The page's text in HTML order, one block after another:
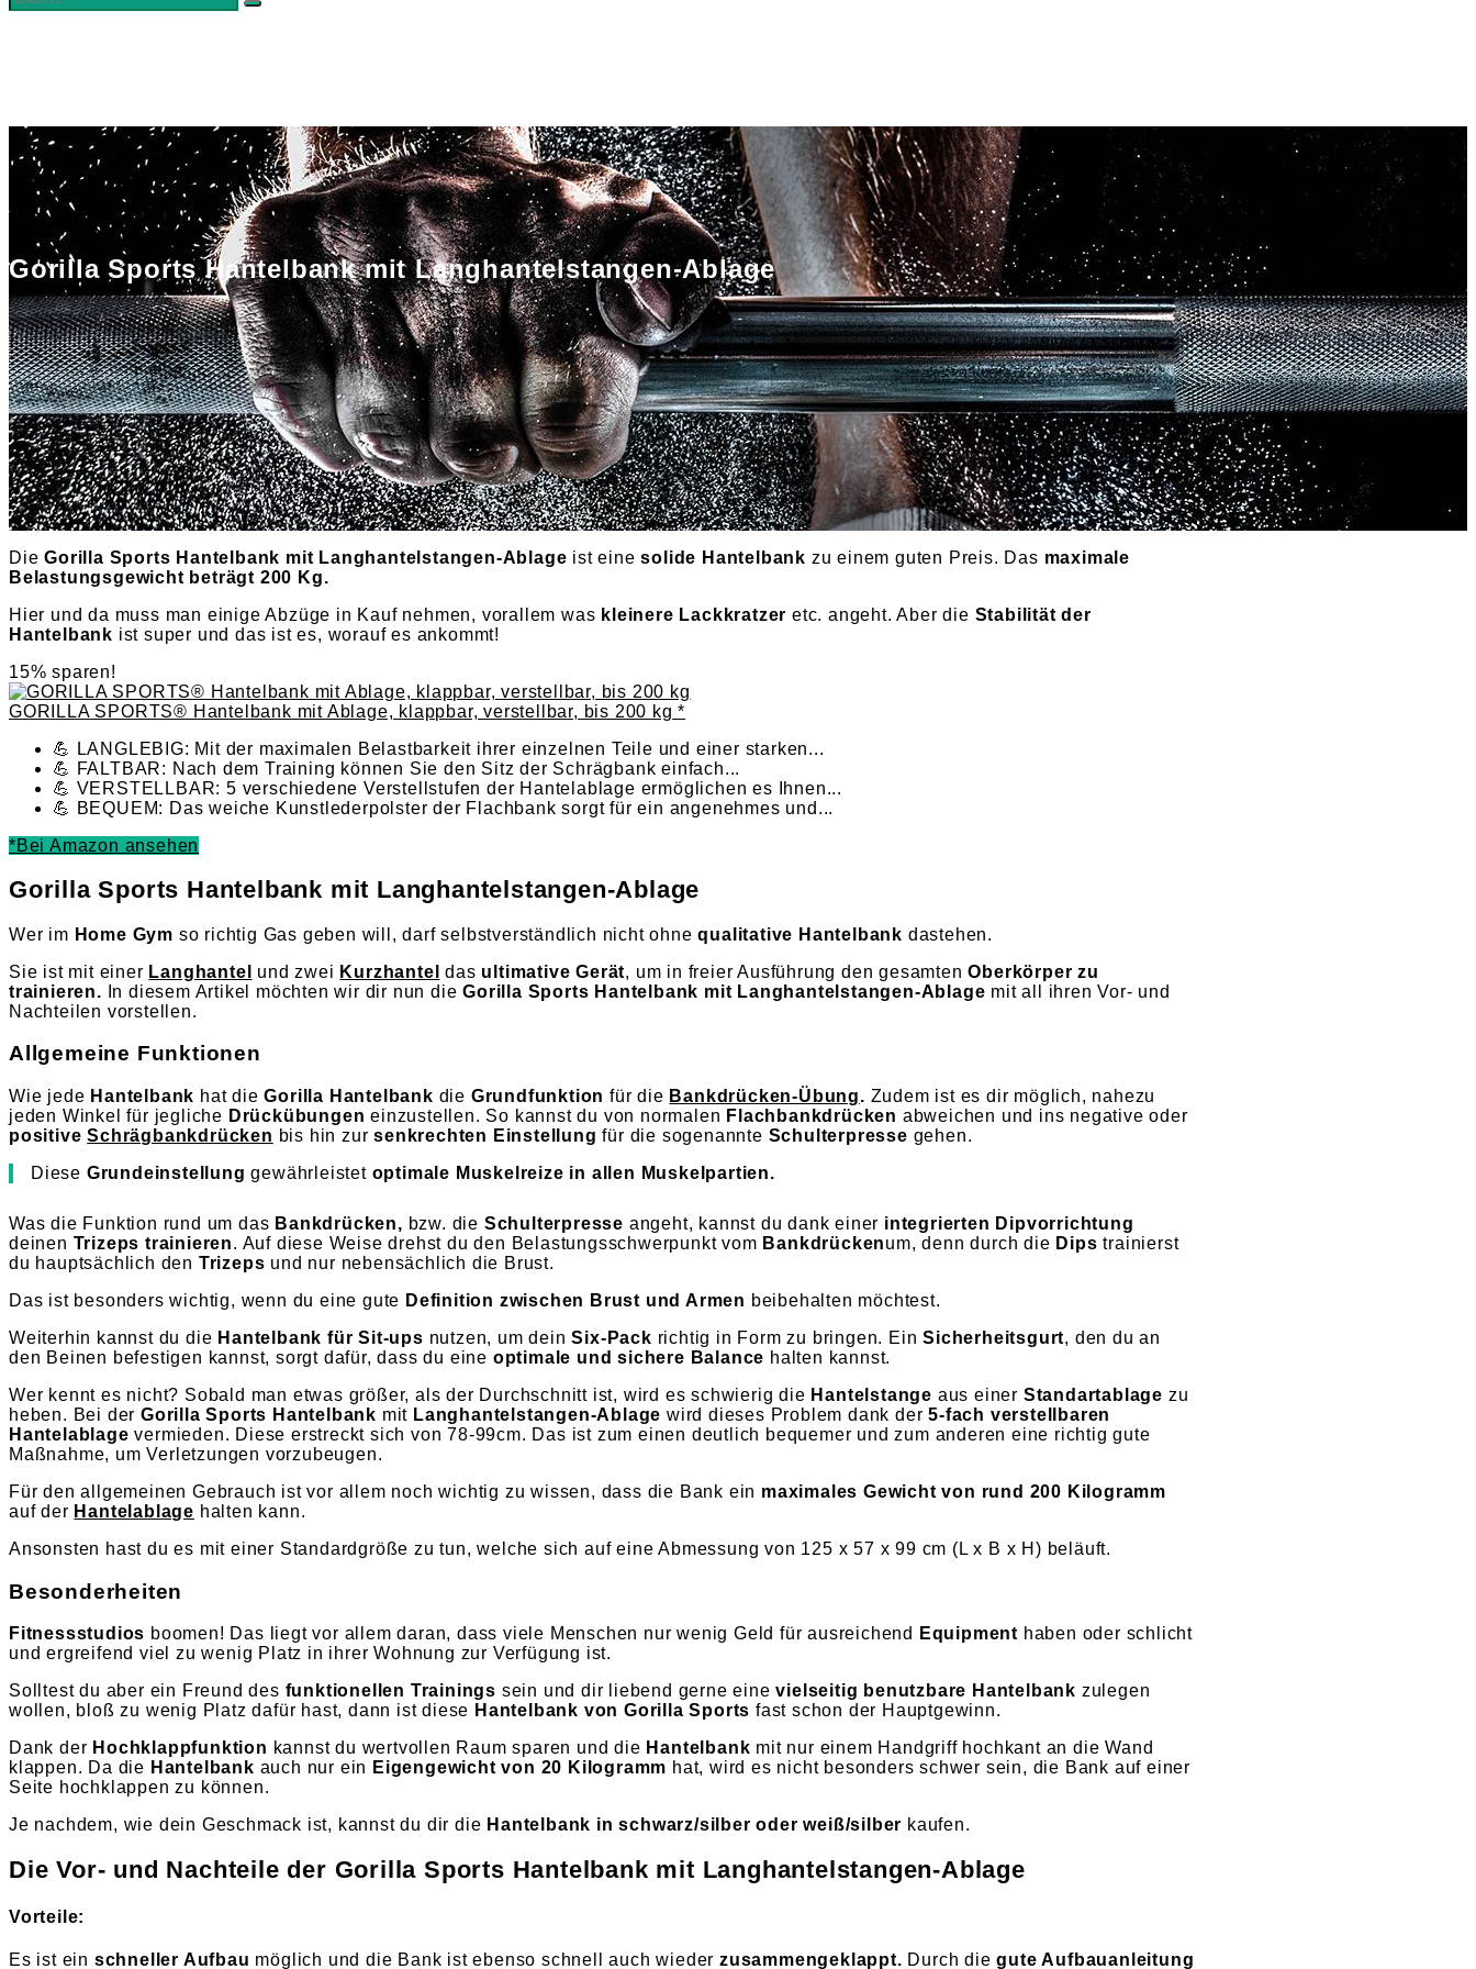
Gorilla Sports Hantelbank mit Langhantelstangen-Ablage
DieGorilla Sports Hantelbank mit Langhantelstangen-Ablage ist einesolide Hantelbank zu einem guten Preis. Das maximale
Belastungsgewicht beträgt 200 Kg.
Hier und da muss man einige Abzüge in Kauf nehmen, vorallem was kleinere Lackkratzer etc. angeht. Aber die Stabilität der
Hantelbank ist super und das ist es, worauf es ankommt!
15% sparen!
GORILLA SPORTS® Hantelbank mit Ablage, klappbar, verstellbar, bis 200 kg *
💪 LANGLEBIG: Mit der maximalen Belastbarkeit ihrer einzelnen Teile und einer starken...
💪 FALTBAR: Nach dem Training können Sie den Sitz der Schrägbank einfach...
💪 VERSTELLBAR: 5 verschiedene Verstellstufen der Hantelablage ermöglichen es Ihnen...
💪 BEQUEM: Das weiche Kunstlederpolster der Flachbank sorgt für ein angenehmes und...
*Bei Amazon ansehen
Gorilla Sports Hantelbank mit Langhantelstangen-Ablage
Wer im Home Gym so richtig Gas geben will, darf selbstverständlich nicht ohnequalitative Hantelbank dastehen.
Sie ist mit einer Langhantel und zwei Kurzhantel das ultimative Gerät, um in freier Ausführung den gesamtenOberkörper zu
trainieren.
In diesem Artikel möchten wir dir nun dieGorilla Sports Hantelbank mit Langhantelstangen-Ablage mit all ihren Vor- und
Nachteilen vorstellen.
Allgemeine Funktionen
Wie jede Hantelbank hat dieGorilla Hantelbank die Grundfunktion für die Bankdrücken-Übung. Zudem ist es dir möglich, nahezu
jeden Winkel für jegliche Drückübungen einzustellen. So kannst du von normalen Flachbankdrücken abweichen und ins negative oder
positiveSchrägbankdrücken bis hin zursenkrechten Einstellung für die sogenannte Schulterpresse gehen.
Diese Grundeinstellung gewährleistet optimale Muskelreize in allen Muskelpartien.
Was die Funktion rund um das Bankdrücken, bzw. die Schulterpresse angeht, kannst du dank einer integrierten Dipvorrichtung
deinen Trizeps trainieren. Auf diese Weise drehst du den Belastungsschwerpunkt vom Bankdrückenum, denn durch die Dips trainierst
du hauptsächlich den Trizeps und nur nebensächlich die Brust.
Das ist besonders wichtig, wenn du eine gute Definition zwischen Brust und Armen beibehalten möchtest.
Weiterhin kannst du die Hantelbank für Sit-ups nutzen, um dein Six-Pack richtig in Form zu bringen. EinSicherheitsgurt, den du an
den Beinen befestigen kannst, sorgt dafür, dass du eine optimale und sichere Balance halten kannst.
Wer kennt es nicht? Sobald man etwas größer, als der Durchschnitt ist, wird es schwierig die Hantelstange aus einer Standartablage zu
heben. Bei derGorilla Sports Hantelbank mit Langhantelstangen-Ablage wird dieses Problem dank der5-fach verstellbaren
Hantelablage vermieden. Diese erstreckt sich von 78-99cm. Das ist zum einen deutlich bequemer und zum anderen eine richtig gute
Maßnahme, um Verletzungen vorzubeugen.
Für den allgemeinen Gebrauch ist vor allem noch wichtig zu wissen, dass die Bank ein maximales Gewicht von rund 200 Kilogramm
auf der Hantelablage halten kann.
Ansonsten hast du es mit einer Standardgröße zu tun, welche sich auf eine Abmessung von 125 x 57 x 99 cm (L x B x H) beläuft.
Besonderheiten
Fitnessstudios boomen! Das liegt vor allem daran, dass viele Menschen nur wenig Geld für ausreichend Equipment haben oder schlicht
und ergreifend viel zu wenig Platz in ihrer Wohnung zur Verfügung ist.
Solltest du aber ein Freund des funktionellen Trainings sein und dir liebend gerne einevielseitig benutzbare Hantelbank zulegen
wollen, bloß zu wenig Platz dafür hast, dann ist diese Hantelbank von Gorilla Sports fast schon der Hauptgewinn.
Dank der Hochklappfunktion kannst du wertvollen Raum sparen und die Hantelbank mit nur einem Handgriff hochkant an die Wand
klappen. Da die Hantelbank auch nur ein Eigengewicht von 20 Kilogramm hat, wird es nicht besonders schwer sein, die Bank auf einer
Seite hochklappen zu können.
Je nachdem, wie dein Geschmack ist, kannst du dir die Hantelbank in schwarz/silber oder weiß/silber kaufen.
Die Vor- und Nachteile der Gorilla Sports Hantelbank mit Langhantelstangen-Ablage
Vorteile:
Es ist ein schneller Aufbau möglich und die Bank ist ebenso schnell auch wiederzusammengeklappt. Durch diegute Aufbauanleitung